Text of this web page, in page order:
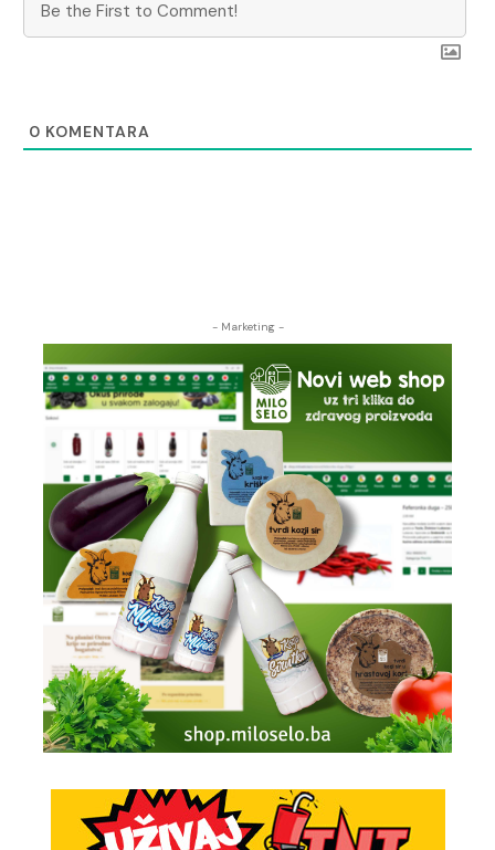
0 KOMENTARA
- Marketing -